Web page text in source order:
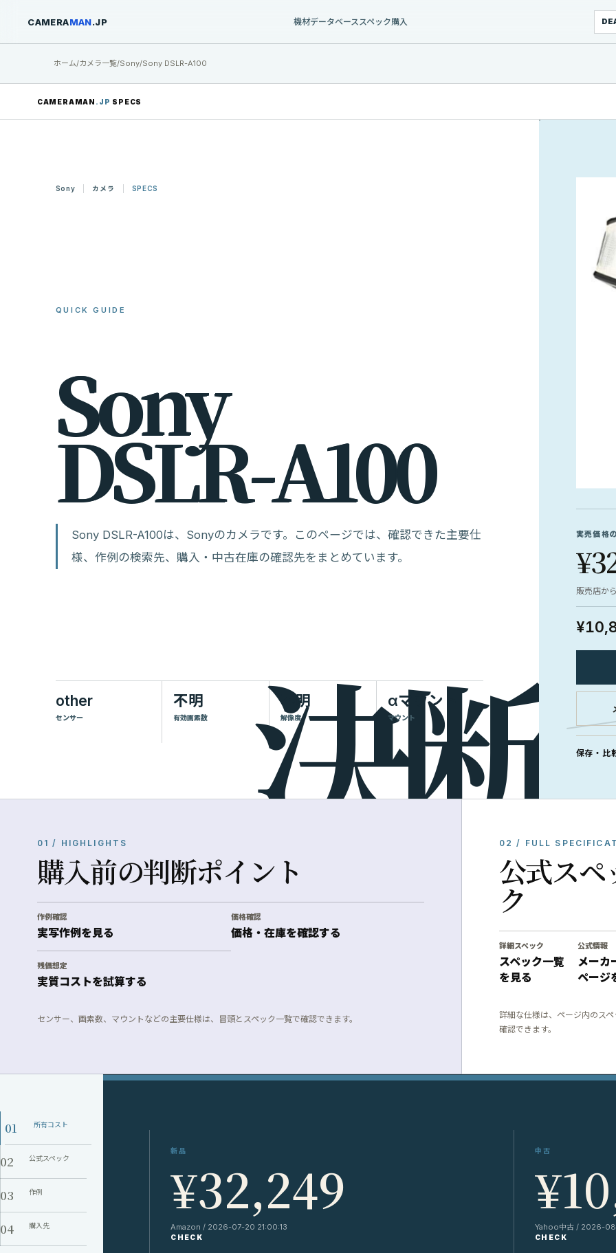
CAMERAMAN.JP 機材データベーススペック購入
ホーム/カメラ一覧/Sony/Sony DSLR-A100
CAMERAMAN .JP SPECS
Sony カメラ SPECS
QUICK GUIDE
Sony
DSLR-A100
Sony DSLR-A100は、Sonyのカメラです。このページでは、確認できた主要仕
様、作例の検索先、購入・中古在庫の確認先をまとめています。
other
センサー
不明
有効画素数
不明
解像度
αマウント
マウント
実売価格
販売店か
保存・比
01 / HIGHLIGHTS
購入前の判断ポイント
作例確認
実写作例を見る
価格確認
価格・在庫を確認する
残価想定
実質コストを試算する
センサー、画素数、マウントなどの主要仕様は、冒頭とスペック一覧で確認できます。
02 / FULL
公式スペ
ク
詳細スペック
スペック一覧
を見る
公式情報
メーカ
ページ
詳細な仕様は、ページ内のス
確認できます。
01 所有コスト
02 公式スペック
03 作例
04 購入先
新品
¥32,249
Amazon / 2026-07-20 21:00:13
CHECK
中古
Yahoo中古 / 2026-
CHECK